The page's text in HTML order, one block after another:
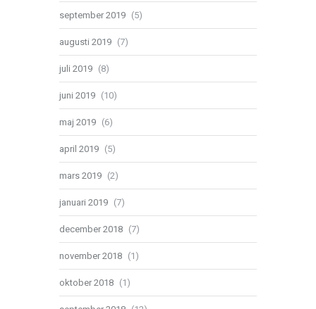
september 2019 (5)
augusti 2019 (7)
juli 2019 (8)
juni 2019 (10)
maj 2019 (6)
april 2019 (5)
mars 2019 (2)
januari 2019 (7)
december 2018 (7)
november 2018 (1)
oktober 2018 (1)